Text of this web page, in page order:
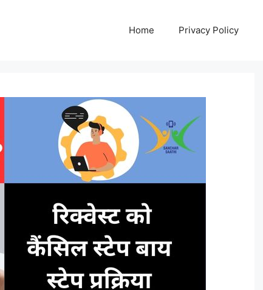
Home Privacy Policy